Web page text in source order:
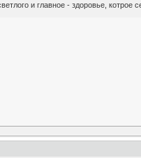
и главное - здоровье, котрое